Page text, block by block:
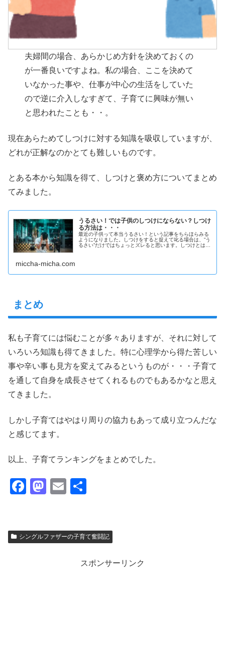
夫婦間の場合、あらかじめ方針を決めておくの
が一番良いですよね。私の場合、ここを決めて
いなかった事や、仕事が中心の生活をしていた
ので逆に介入しなすぎて、子育てに興味が無い
と思われたことも・・。
現在あらためてしつけに対する知識を吸収していますが、
どれが正解なのかとても難しいものです。
とある本から知識を得て、しつけと褒め方についてまとめ
てみました。
うるさい！では子供のしつけにならない？しつけ
る方法は・・・
最近の子供って本当うるさい！という記事をちらほらみる
ようになりました。しつけをすると捉えて叱る場合は、”う
るさい”だけではちょっとズレると思います。しつけとは社
miccha-micha.com
まとめ
私も子育てには悩むことが多々ありますが、それに対して
いろいろ知識も得てきました。特に心理学から得た苦しい
事や辛い事も見方を変えてみるというものが・・・子育て
を通して自身を成長させてくれるものでもあるかなと思え
てきました。
しかし子育てはやはり周りの協力もあって成り立つんだな
と感じてます。
以上、子育てランキングをまとめでした。
F
e
M
o
E
シングルファザーの子育て奮闘記
スポンサーリンク